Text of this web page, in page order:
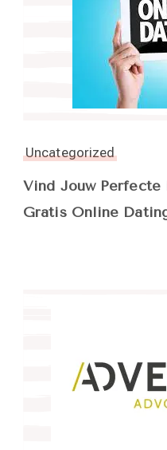
Uncategorized
Vind Jouw Perfecte
Gratis Online